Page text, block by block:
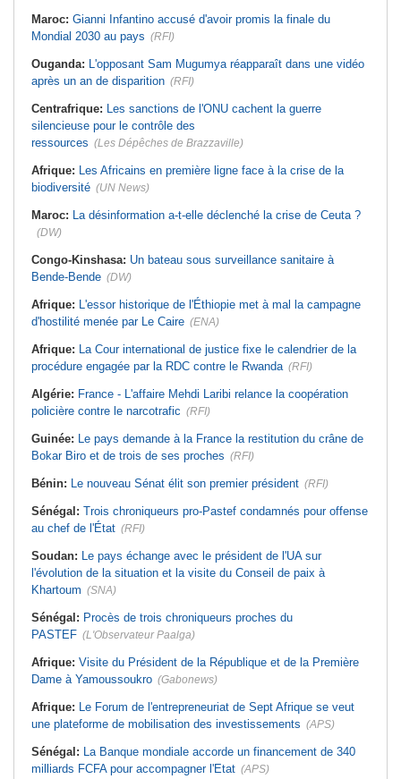
Maroc: Gianni Infantino accusé d'avoir promis la finale du
Mondial 2030 au pays (RFI)
Ouganda: L'opposant Sam Mugumya réapparaît dans une vidéo
après un an de disparition (RFI)
Centrafrique: Les sanctions de l'ONU cachent la guerre
silencieuse pour le contrôle des
ressources (Les Dépêches de Brazzaville)
Afrique: Les Africains en première ligne face à la crise de la
biodiversité (UN News)
Maroc: La désinformation a-t-elle déclenché la crise de Ceuta ?
(DW)
Congo-Kinshasa: Un bateau sous surveillance sanitaire à
Bende-Bende (DW)
Afrique: L'essor historique de l'Éthiopie met à mal la campagne
d'hostilité menée par Le Caire (ENA)
Afrique: La Cour international de justice fixe le calendrier de la
procédure engagée par la RDC contre le Rwanda (RFI)
Algérie: France - L'affaire Mehdi Laribi relance la coopération
policière contre le narcotrafic (RFI)
Guinée: Le pays demande à la France la restitution du crâne de
Bokar Biro et de trois de ses proches (RFI)
Bénin: Le nouveau Sénat élit son premier président (RFI)
Sénégal: Trois chroniqueurs pro-Pastef condamnés pour offense
au chef de l'État (RFI)
Soudan: Le pays échange avec le président de l'UA sur
l'évolution de la situation et la visite du Conseil de paix à
Khartoum (SNA)
Sénégal: Procès de trois chroniqueurs proches du
PASTEF (L'Observateur Paalga)
Afrique: Visite du Président de la République et de la Première
Dame à Yamoussoukro (Gabonews)
Afrique: Le Forum de l'entrepreneuriat de Sept Afrique se veut
une plateforme de mobilisation des investissements (APS)
Sénégal: La Banque mondiale accorde un financement de 340
milliards FCFA pour accompagner l'Etat (APS)